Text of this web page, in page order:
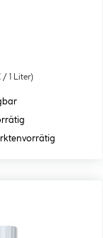
/ 1 Liter)
vorrätig